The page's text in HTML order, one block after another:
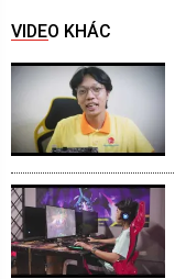
VIDEO KHÁC